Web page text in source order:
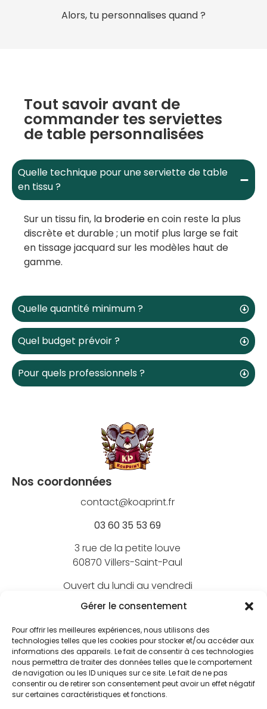
Gérer le consentement
Pour offrir les meilleures expériences, nous utilisons des
technologies telles que les cookies pour stocker et/ou accéder aux
informations des appareils. Le fait de consentir à ces technologies
nous permettra de traiter des données telles que le comportement
de navigation ou les ID uniques sur ce site. Le fait de ne pas
consentir ou de retirer son consentement peut avoir un effet négatif
sur certaines caractéristiques et fonctions.
Alors, tu personnalises quand ?
Tout savoir avant de
commander tes serviettes
de table personnalisées
Quelle technique pour une serviette de table
en tissu ?
Sur un tissu fin, la broderieen coin reste la plus
discrète et durable ; un motif plus large se fait
en tissage jacquard sur les modèles haut de
gamme.
Quelle quantité minimum ?
Quel budget prévoir ?
Pour quels professionnels ?
Nos coordonnées
contact@koaprint.fr
03 60 35 53 69
3 rue de la petite louve
60870 Villers-Saint-Paul
Ouvert du lundi au vendredi
de 9h à 18h
Nos marques
BEECHFIELD
ATLANTIS
Nos marquages